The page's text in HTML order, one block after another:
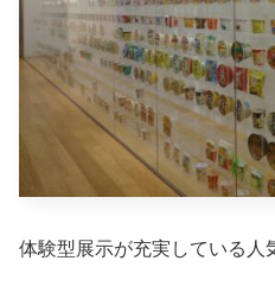
体験型展示が充実している人